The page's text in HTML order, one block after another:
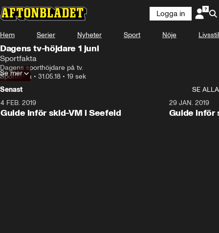
Logga in
Hem Serier Nyheter Sport Nöje Livsstil
Dagens tv-höjdare 1 juni
Sportfakta
Dagens sporthöjdare på tv.
Sportfakta • 31.05.18 • 19 sek
Se mer
Senast
SE ALLA
4 FEB. 2019
Guide inför skid-VM i Seefeld
29 JAN. 2019
Guide inför